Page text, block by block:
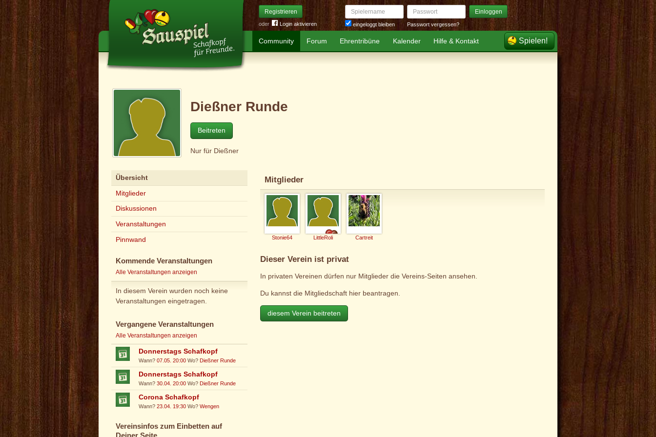
Registrieren
oder Login aktivieren
Spielername
eingeloggt bleiben
Passwort Einloggen
Passwort vergessen?
Community Forum Ehrentribüne Kalender Hilfe & Kontakt Spielen!
Dießner Runde
Beitreten
Nur für Dießner
Übersicht
Mitglieder
Diskussionen
Veranstaltungen
Pinnwand
Kommende Veranstaltungen
Alle Veranstaltungen anzeigen
In diesem Verein wurden noch keine
Veranstaltungen eingetragen.
Vergangene Veranstaltungen
Alle Veranstaltungen anzeigen
Donnerstags Schafkopf
Wann?07.05. 20:00 Wo? Dießner Runde
Donnerstags Schafkopf
Wann?30.04. 20:00 Wo?Dießner Runde
Corona Schafkopf
Wann?23.04. 19:30 Wo?Wengen
Vereinsinfos zum Einbetten auf
Mitglieder
Stonie64 LittleRoli Cartreit
Dieser Verein ist privat
In privaten Vereinen dürfen nur Mitglieder die Vereins-Seiten ansehen.
Du kannst die Mitgliedschaft hier beantragen.
diesem Verein beitreten